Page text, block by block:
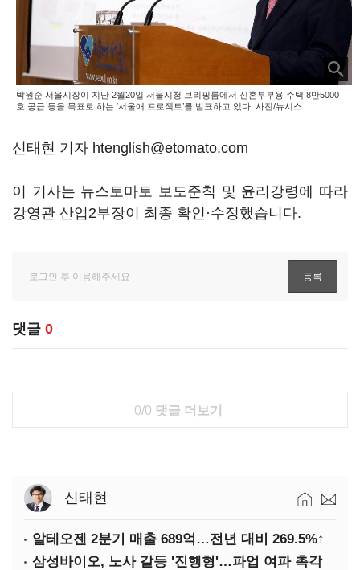
박원순 서울시장이 지난 2월20일 서울시청 브리핑룸에서 신혼부부용 주택 8만5000
호 공급 등을 목표로 하는 ‘서울애 프로젝트’를 발표하고 있다. 사진/뉴시스
신태현 기자 htenglish@etomato.com
이 기사는 뉴스토마토 보도준칙 및 윤리강령에 따라
강영관 산업2부장이 최종 확인·수정했습니다.
댓글 0
0/0 댓글 더보기
신태현
알테오젠 2분기 매출 689억…전년 대비 269.5%↑
삼성바이오, 노사 갈등 '진행형'…파업 여파 촉각